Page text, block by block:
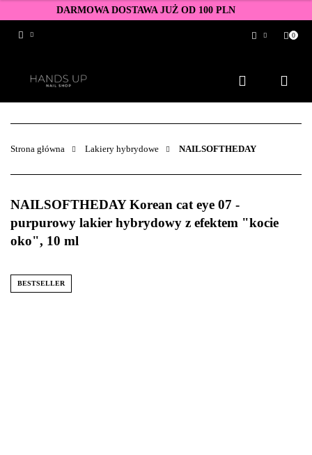
DARMOWA DOSTAWA JUŻ OD 100 PLN
Zarejestruj się
Dodaj zgłoszenie
Zgody cookies
0
Strona główna Lakiery hybrydowe NAILSOFTHEDAY
NAILSOFTHEDAY Korean cat eye 07 -
purpurowy lakier hybrydowy z efektem "kocie
oko", 10 ml
BESTSELLER